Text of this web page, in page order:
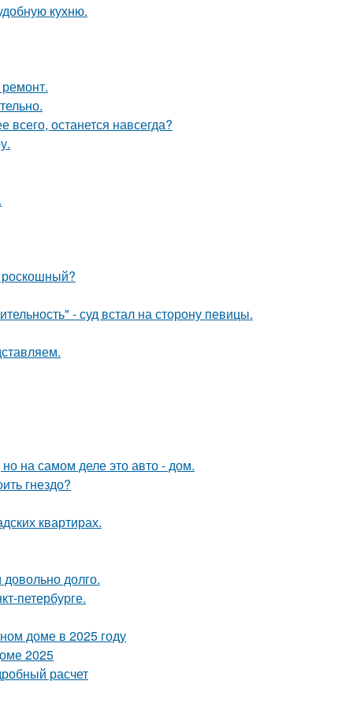
кухню.
всего, останется навсегда?
роскошный?
- суд встал на сторону певицы.
на самом деле это авто - дом.
гнездо?
квартирах.
долго.
петербурге.
доме в 2025 году
2025
расчет